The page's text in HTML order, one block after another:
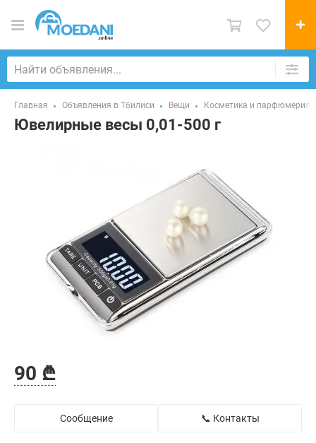
Главная Объявления в Тбилиси Вещи Косметика и парфюмерия
Ювелирные весы 0,01-500 г
90 ₾
Сообщение 📞 Контакты